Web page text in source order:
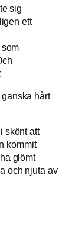
sig
ett
hårt
skönt att
kommit
glömt
och njuta av